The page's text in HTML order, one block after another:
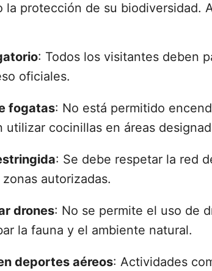
la protección de su biodiversidad.
: Todos los visitantes deben
oficiales.
fogatas: No está permitido
utilizar cocinillas en áreas
: Se debe respetar la red
autorizadas.
drones: No se permite el uso de
la fauna y el ambiente natural.
deportes aéreos: Actividades